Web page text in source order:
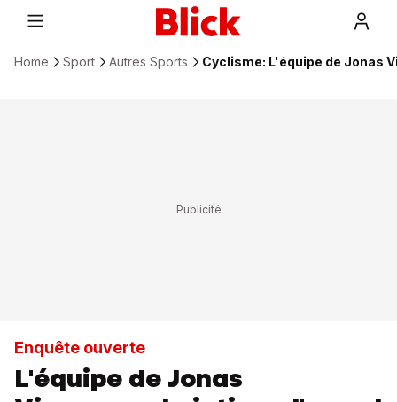
Home Sport Autres Sports Cyclisme: L'équipe de Jonas
Enquête ouverte
L'équipe de Jonas